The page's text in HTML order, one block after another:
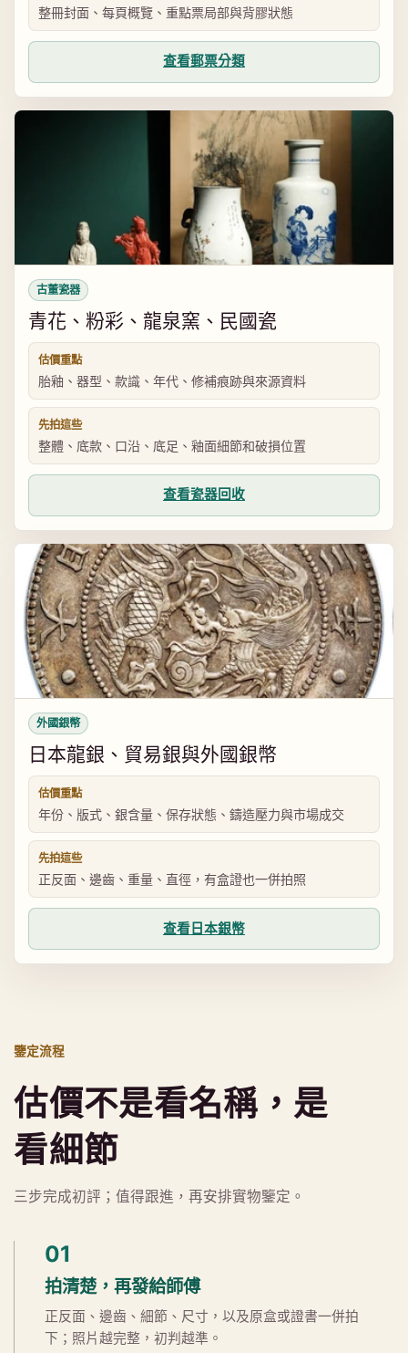
整冊封面、每頁概覽、重點票局部與背膠狀態
查看郵票分類
古董瓷器
青花、粉彩、龍泉窯、民國瓷
估價重點
胎釉、器型、款識、年代、修補痕跡與來源資料
先拍這些
整體、底款、口沿、底足、釉面細節和破損位置
查看瓷器回收
外國銀幣
日本龍銀、貿易銀與外國銀幣
估價重點
年份、版式、銀含量、保存狀態、鑄造壓力與市場成交
先拍這些
正反面、邊齒、重量、直徑，有盒證也一併拍照
查看日本銀幣
鑒定流程
估價不是看名稱，是
看細節
三步完成初評；值得跟進，再安排實物鑒定。
01
拍清楚，再發給師傅
正反面、邊齒、細節、尺寸，以及原盒或證書一併拍
下；照片越完整，初判越準。